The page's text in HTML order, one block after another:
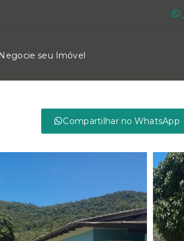
Negocie seu Imóvel
Compartilhar no WhatsApp